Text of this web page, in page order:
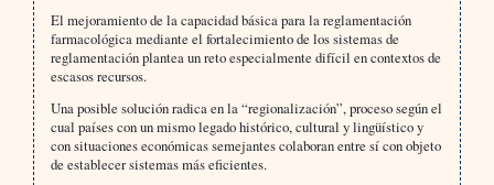
El mejoramiento de la capacidad básica para la reglamentación
farmacológica mediante el fortalecimiento de los sistemas de
reglamentación plantea un reto especialmente difícil en contextos de
escasos recursos.
Una posible solución radica en la “regionalización”, proceso según el
cual países con un mismo legado histórico, cultural y lingüístico y
con situaciones económicas semejantes colaboran entre sí con objeto
de establecer sistemas más eficientes.